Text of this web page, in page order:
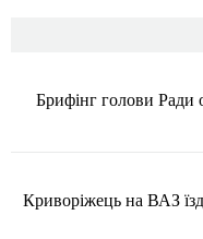
Брифінг голови Ради
Криворіжець на ВАЗ